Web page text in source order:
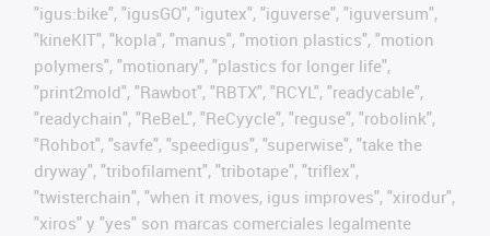
"igus:bike", "igusGO", "igutex", "iguverse", "iguversum",
"kineKIT", "kopla", "manus", "motion plastics", "motion
polymers", "motionary", "plastics for longer life",
"print2mold", "Rawbot", "RBTX", "RCYL", "readycable",
"readychain", "ReBeL", "ReCyycle", "reguse", "robolink",
"Rohbot", "savfe", "speedigus", "superwise", "take the
dryway", "tribofilament", "tribotape", "triflex",
"twisterchain", "when it moves, igus improves", "xirodur",
"xiros" y "yes" son marcas comerciales legalmente